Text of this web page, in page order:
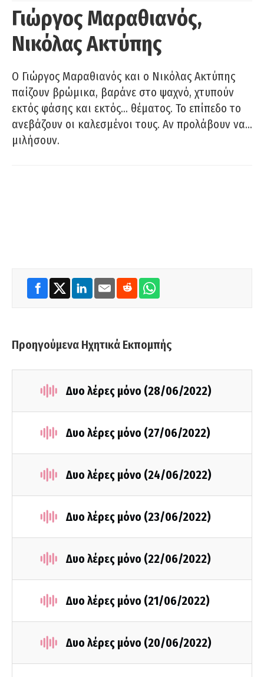
Γιώργος Μαραθιανός,
Νικόλας Ακτύπης
Ο Γιώργος Μαραθιανός και ο Νικόλας Ακτύπης
παίζουν βρώμικα, βαράνε στο ψαχνό, χτυπούν
εκτός φάσης και εκτός… θέματος. Το επίπεδο το
ανεβάζουν οι καλεσμένοι τους. Αν προλάβουν να…
μιλήσουν.
Προηγούμενα Ηχητικά Εκπομπής
Δυο λέρες μόνο (28/06/2022)
Δυο λέρες μόνο (27/06/2022)
Δυο λέρες μόνο (24/06/2022)
Δυο λέρες μόνο (23/06/2022)
Δυο λέρες μόνο (22/06/2022)
Δυο λέρες μόνο (21/06/2022)
Δυο λέρες μόνο (20/06/2022)